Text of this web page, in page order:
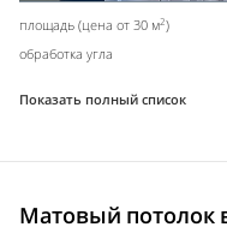
площадь (цена от 30 м2)
обработка угла
Показать полный список
Матовый потолок